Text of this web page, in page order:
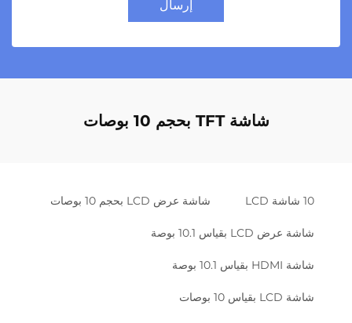
شاشة عرض LCD بحجم 10 بوصات